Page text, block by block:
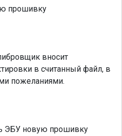
прошивку
вносит
в считанный файл, в
пожеланиями.
ЭБУ новую прошивку